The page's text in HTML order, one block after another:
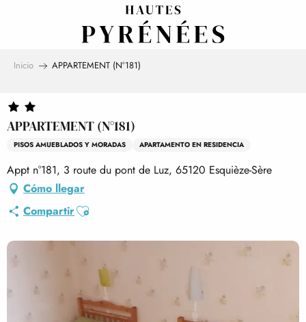
Inicio APPARTEMENT (N°181)
APPARTEMENT (N°181)
PISOS AMUEBLADOS Y MORADAS APARTAMENTO EN RESIDENCIA
Appt n°181, 3 route du pont de Luz, 65120 Esquièze-Sère
Cómo llegar
CompartirAjouter aux favoris